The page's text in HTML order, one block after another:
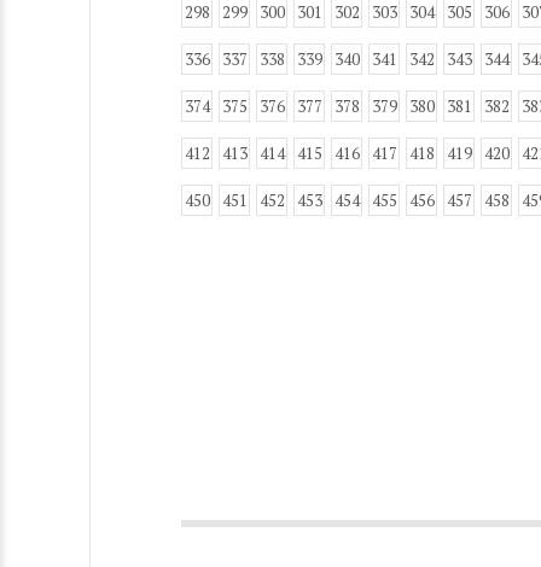
298 299 300 301 302 303 304 305 306
336 337 338 339 340 341 342 343 344
374 375 376 377 378 379 380 381 382
412 413 414 415 416 417 418 419 420
450 451 452 453 454 455 456 457 458